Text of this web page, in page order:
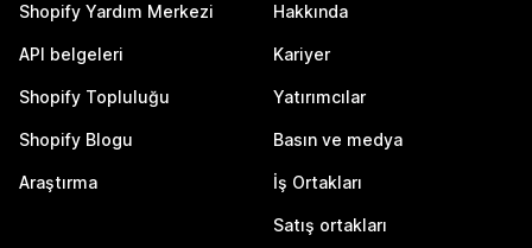
Shopify Yardım Merkezi
API belgeleri
Shopify Topluluğu
Shopify Blogu
Araştırma
Hakkında
Kariyer
Yatırımcılar
Basın ve medya
İş Ortakları
Satış ortakları